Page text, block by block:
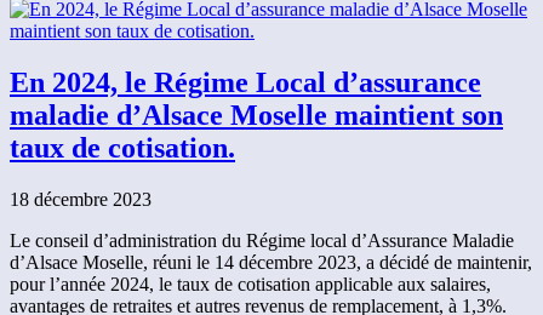
En 2024, le Régime Local d’assurance
maladie d’Alsace Moselle maintient son
taux de cotisation.
18 décembre 2023
Le conseil d’administration du Régime local d’Assurance Maladie
d’Alsace Moselle, réuni le 14 décembre 2023, a décidé de maintenir,
pour l’année 2024, le taux de cotisation applicable aux salaires,
avantages de retraites et autres revenus de remplacement, à 1,3%.